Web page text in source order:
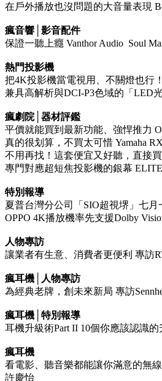
在戶外播放也沒問題的大音量表現
瘋音響│影音配件
保證一聽上癮 Vanthor Audio Soul
熱門投影機
把4K投影機當電視用、不關燈也行
兼具高解析與DCI-P3色域的「LED
瘋劇院│器材評鑑
平價就能買到最新功能、強悍推力
真的很划算，不買太可惜 Yamaha
不用再找！這套便宜又好聽，直接
專門對應超短焦投影機的銀幕
特別報導
夏普台灣分公司「SIO超視堺」七
OPPO 4K播放機率先支援Dolby
人物專訪
讓業者有生意、消費者更便利 專訪
瘋耳機│人物專訪
為經典老牌，創未來新局 專訪
瘋耳機│特別報導
耳機升級術Part II 10個你應該認識
瘋耳機
看電影、聽音樂都能讓你滿意的無
許慶怡